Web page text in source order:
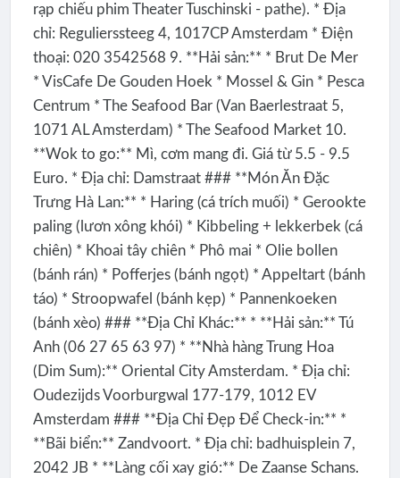
rạp chiếu phim Theater Tuschinski - pathe). * Địa
chỉ: Regulierssteeg 4, 1017CP Amsterdam * Điện
thoại: 020 3542568 9. **Hải sản:** * Brut De Mer
* VisCafe De Gouden Hoek * Mossel & Gin * Pesca
Centrum * The Seafood Bar (Van Baerlestraat 5,
1071 AL Amsterdam) * The Seafood Market 10.
**Wok to go:** Mì, cơm mang đi. Giá từ 5.5 - 9.5
Euro. * Địa chỉ: Damstraat ### **Món Ăn Đặc
Trưng Hà Lan:** * Haring (cá trích muối) * Gerookte
paling (lươn xông khói) * Kibbeling + lekkerbek (cá
chiên) * Khoai tây chiên * Phô mai * Olie bollen
(bánh rán) * Pofferjes (bánh ngọt) * Appeltart (bánh
táo) * Stroopwafel (bánh kẹp) * Pannenkoeken
(bánh xèo) ### **Địa Chỉ Khác:** * **Hải sản:** Tú
Anh (06 27 65 63 97) * **Nhà hàng Trung Hoa
(Dim Sum):** Oriental City Amsterdam. * Địa chỉ:
Oudezijds Voorburgwal 177-179, 1012 EV
Amsterdam ### **Địa Chỉ Đẹp Để Check-in:** *
**Bãi biển:** Zandvoort. * Địa chỉ: badhuisplein 7,
2042 JB * **Làng cối xay gió:** De Zaanse Schans.